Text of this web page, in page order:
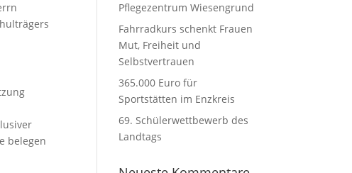
belegen
Pflegezentrum Wiesengrund
Fahrradkurs schenkt Frauen
Mut, Freiheit und
Selbstvertrauen
365.000 Euro für
Sportstätten im Enzkreis
69. Schülerwettbewerb des
Landtags